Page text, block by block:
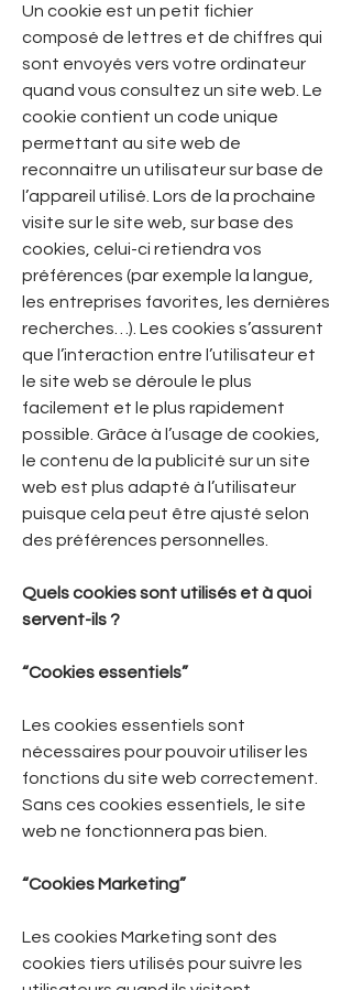
Un cookie est un petit fichier
composé de lettres et de chiffres qui
sont envoyés vers votre ordinateur
quand vous consultez un site web. Le
cookie contient un code unique
permettant au site web de
reconnaitre un utilisateur sur base de
l’appareil utilisé. Lors de la prochaine
visite sur le site web, sur base des
cookies, celui-ci retiendra vos
préférences (par exemple la langue,
les entreprises favorites, les dernières
recherches…). Les cookies s’assurent
que l’interaction entre l’utilisateur et
le site web se déroule le plus
facilement et le plus rapidement
possible. Grâce à l’usage de cookies,
le contenu de la publicité sur un site
web est plus adapté à l’utilisateur
puisque cela peut être ajusté selon
des préférences personnelles.
Quels cookies sont utilisés et à quoi
servent-ils ?
“Cookies essentiels”
Les cookies essentiels sont
nécessaires pour pouvoir utiliser les
fonctions du site web correctement.
Sans ces cookies essentiels, le site
web ne fonctionnera pas bien.
“Cookies Marketing”
Les cookies Marketing sont des
cookies tiers utilisés pour suivre les